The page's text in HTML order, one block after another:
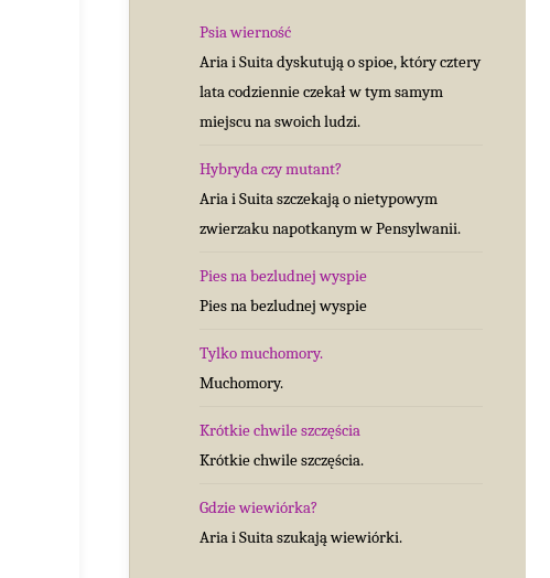
Psia wierność
Aria i Suita dyskutują o spioe, który cztery
lata codziennie czekał w tym samym
miejscu na swoich ludzi.
Hybryda czy mutant?
Aria i Suita szczekają o nietypowym
zwierzaku napotkanym w Pensylwanii.
Pies na bezludnej wyspie
Pies na bezludnej wyspie
Tylko muchomory.
Muchomory.
Krótkie chwile szczęścia
Krótkie chwile szczęścia.
Gdzie wiewiórka?
Aria i Suita szukają wiewiórki.